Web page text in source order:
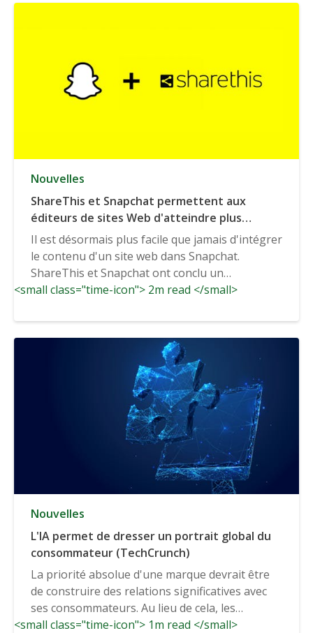
Nouvelles
ShareThis et Snapchat permettent aux
éditeurs de sites Web d'atteindre plus
facilement la génération Z.
Il est désormais plus facile que jamais d'intégrer
le contenu d'un site web dans Snapchat.
ShareThis et Snapchat ont conclu un
partenariat...
<small class="time-icon"> 2m read </small>
Nouvelles
L'IA permet de dresser un portrait global du
consommateur (TechCrunch)
La priorité absolue d'une marque devrait être
de construire des relations significatives avec
ses consommateurs. Au lieu de cela, les
marques trouvent...
<small class="time-icon"> 1m read </small>